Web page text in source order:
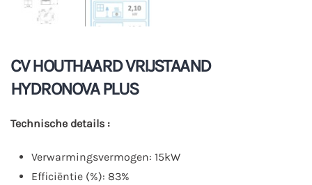
CV HOUTHAARD VRIJSTAAND
HYDRONOVA PLUS
Technische details :
Verwarmingsvermogen: 15kW
Efficiëntie (%): 83%